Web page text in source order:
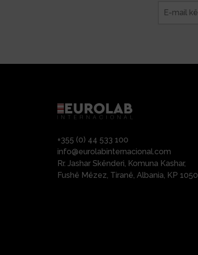
+355 (0) 44 533 100
info@eurolabinternacional.com
Rr. Jashar Skënderi, Komuna Kashar,
Fushë Mëzez, Tiranë, Albania, KP 1050